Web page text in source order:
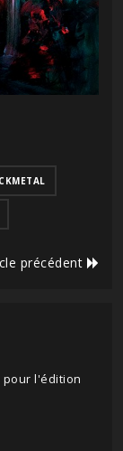
précédent
pour l'édition